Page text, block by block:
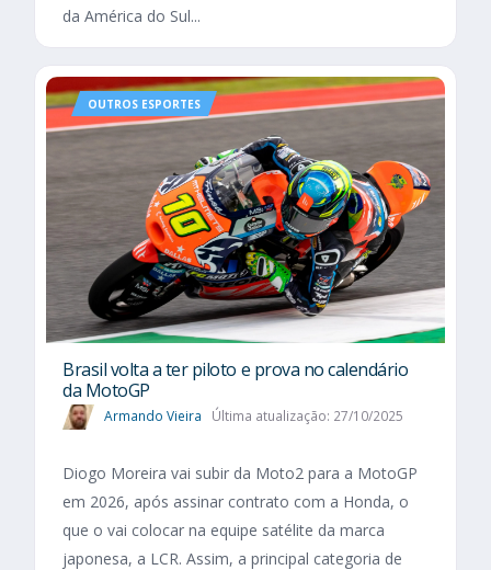
da América do Sul...
OUTROS ESPORTES
Brasil volta a ter piloto e prova no calendário
da MotoGP
Armando Vieira Última atualização: 27/10/2025
Diogo Moreira vai subir da Moto2 para a MotoGP
em 2026, após assinar contrato com a Honda, o
que o vai colocar na equipe satélite da marca
japonesa, a LCR. Assim, a principal categoria de